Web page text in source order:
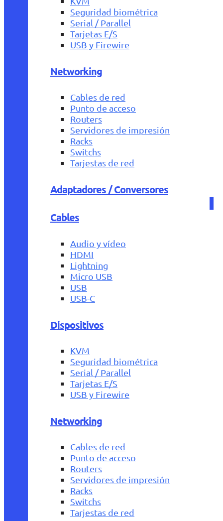
Seguridad biométrica
Serial / Parallel
Tarjetas E/S
USB y Firewire
Networking
Cables de red
Punto de acceso
Routers
Servidores de impresión
Racks
Switchs
Tarjestas de red
Adaptadores / Conversores
Cables
Audio y vídeo
HDMI
Lightning
Micro USB
USB
USB-C
Dispositivos
KVM
Seguridad biométrica
Serial / Parallel
Tarjetas E/S
USB y Firewire
Networking
Cables de red
Punto de acceso
Routers
Servidores de impresión
Racks
Switchs
Tarjestas de red